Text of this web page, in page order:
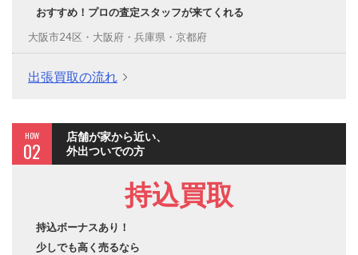
おすすめ！プロの査定スタッフが来てくれる
大阪市24区・大阪府・兵庫県・京都府
出張買取の流れ
HOW
02
店舗が家から近い、
外出ついでの方
持込買取
持込ボーナスあり！
少しでも高く売るなら